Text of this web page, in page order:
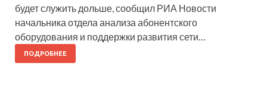
будет служить дольше, сообщил РИА Новости
начальника отдела анализа абонентского
оборудования и поддержки развития сети…
ПОДРОБНЕЕ